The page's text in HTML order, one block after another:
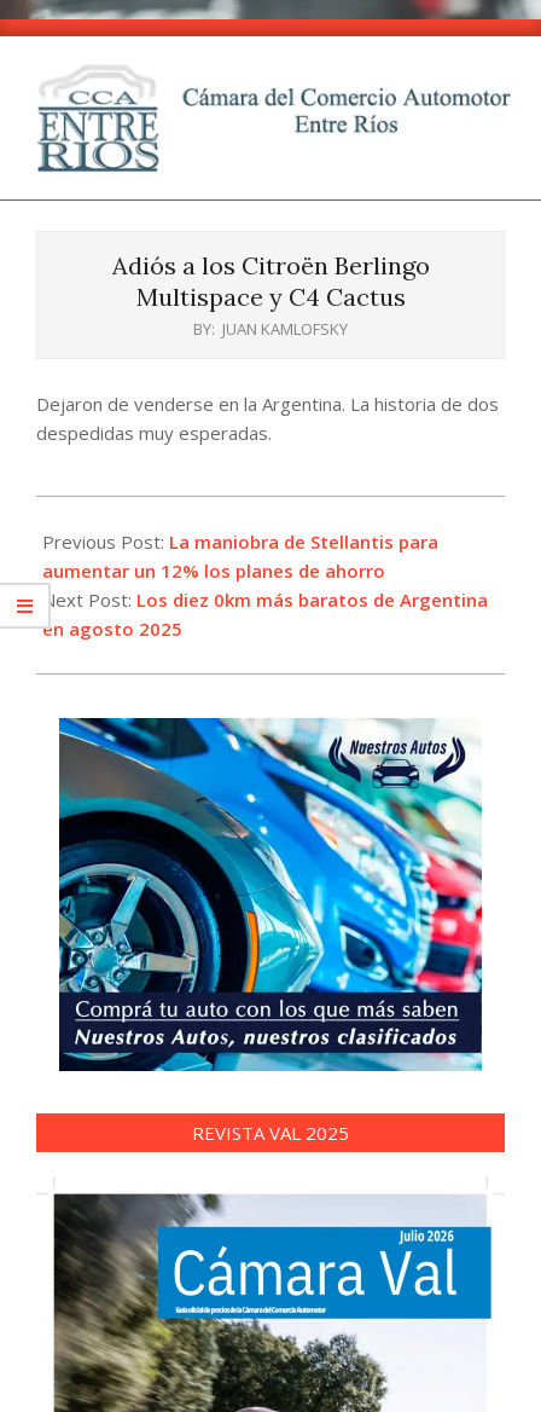
Skip
content
CCA
Adiós a los Citroën Berlingo
Multispace y C4 Cactus
BY: JUAN KAMLOFSKY
Dejaron de venderse en la Argentina. La historia de dos
despedidas muy esperadas.
08-
04
Previous Post: La maniobra de Stellantis para
aumentar un 12% los planes de ahorro
Next Post: Los diez 0km más baratos de Argentina
en agosto 2025
REVISTA VAL 2025